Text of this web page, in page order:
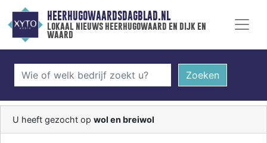
HEERHUGOWAARDSDAGBLAD.NL
lokaal nieuws heerhugowaard en dijk en
waard
Zoeken
U heeft gezocht op wol en breiwol